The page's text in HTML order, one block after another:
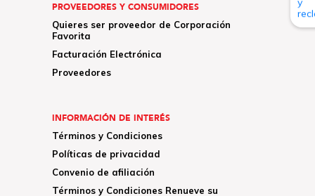
PROVEEDORES Y CONSUMIDORES
Quieres ser proveedor de Corporación
Favorita
Facturación Electrónica
Proveedores
INFORMACIÓN DE INTERÉS
Términos y Condiciones
Políticas de privacidad
Convenio de afiliación
Términos y Condiciones Renueve su